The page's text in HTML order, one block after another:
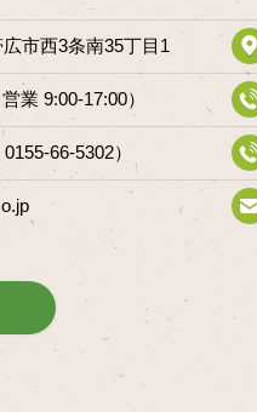
市西3条南35丁目1
業 9:00-17:00）
66-5302）